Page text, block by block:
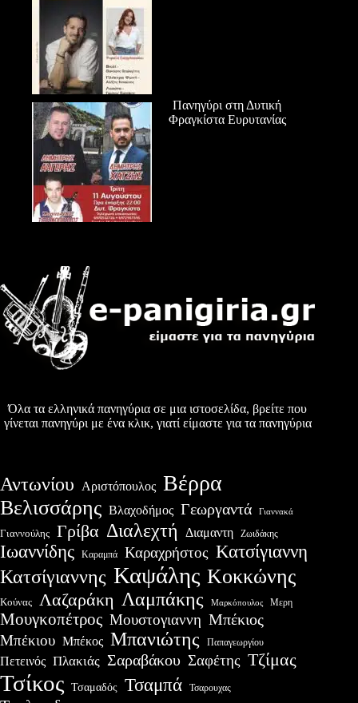
Πανηγύρι στη Δυτική
Φραγκίστα Ευρυτανίας
Όλα τα ελληνικά πανηγύρια σε μια ιστοσελίδα, βρείτε που
γίνεται πανηγύρι με ένα κλικ, γιατί είμαστε για τα πανηγύρια
Αντωνίου Αριστόπουλος Βέρρα
Βελισσάρης Βλαχοδήμος Γεωργαντά Γιαννακά
Γιαννούλης Γρίβα Διαλεχτή Διαμαντη Ζωιδάκης
Ιωαννίδης Καραμπά Καραχρήστος Κατσίγιαννη
Κατσίγιαννης Καψάλης Κοκκώνης
Κούνας Λαζαράκη Λαμπάκης Μαρκόπουλος Μερη
Μουγκοπέτρος Μουστογιαννη Μπέκιος
Μπέκιου Μπέκος Μπανιώτης Παπαγεωργίου
Πετεινός Πλακιάς Σαραβάκου Σαφέτης Τζίμας
Τσίκος Τσαμαδός Τσαμπά Τσαρουχας